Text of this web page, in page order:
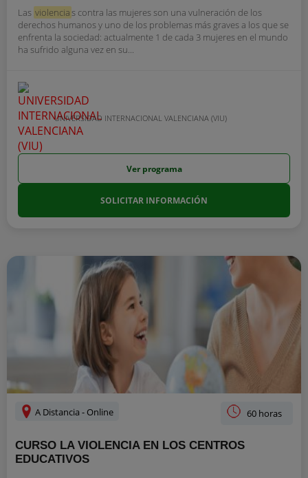
Las violencias contra las mujeres son una vulneración de los
derechos humanos y uno de los problemas más graves a los que se
enfrenta la sociedad: actualmente 1 de cada 3 mujeres en el mundo
ha sufrido alguna vez en su...
UNIVERSIDAD INTERNACIONAL VALENCIANA (VIU)
Ver programa
SOLICITAR INFORMACIÓN
A Distancia - Online 60 horas
CURSO LA VIOLENCIA EN LOS CENTROS
EDUCATIVOS